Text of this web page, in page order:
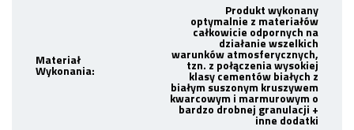
Materiał
Wykonania:
Produkt wykonany
optymalnie z materiałów
całkowicie odpornych na
działanie wszelkich
warunków atmosferycznych,
tzn. z połączenia wysokiej
klasy cementów białych z
białym suszonym kruszywem
kwarcowym i marmurowym o
bardzo drobnej granulacji +
inne dodatki